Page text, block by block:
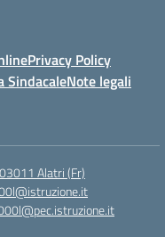
Privacy Policy
SindacaleNote legali
Alatri (Fr)